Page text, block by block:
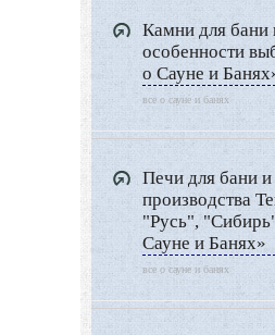
Другие услуги
Камни для бани
особенности
о Сауне и
все о сауне и банях
Печи для бани
производства
"Русь",
Сауне и Банях»
все о сауне и банях